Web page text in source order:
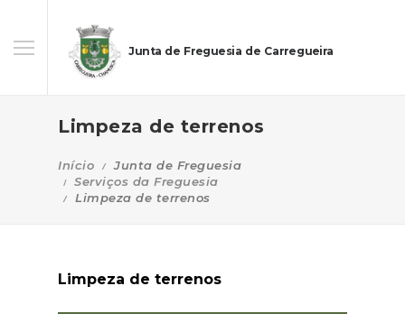
Junta de Freguesia de Carregueira
Limpeza de terrenos
Início
Junta de Freguesia
Serviços da Freguesia
Limpeza de terrenos
Limpeza de terrenos